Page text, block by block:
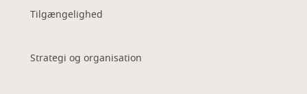
Tilgængelighed
Strategi og organisation